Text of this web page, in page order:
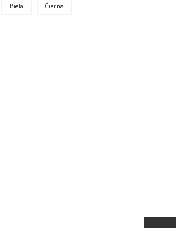
Biela Čierna